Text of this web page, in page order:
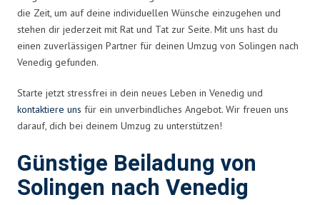
die Zeit, um auf deine individuellen Wünsche einzugehen und
stehen dir jederzeit mit Rat und Tat zur Seite. Mit uns hast du
einen zuverlässigen Partner für deinen Umzug von Solingen nach
Venedig gefunden.
Starte jetzt stressfrei in dein neues Leben in Venedig und
kontaktiere uns für ein unverbindliches Angebot. Wir freuen uns
darauf, dich bei deinem Umzug zu unterstützen!
Günstige Beiladung von
Solingen nach Venedig